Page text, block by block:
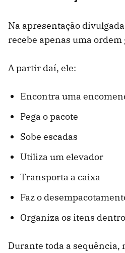
Na apresentação
recebe apenas uma ordem
A partir daí, ele:
Encontra uma
Pega o pacote
Sobe escadas
Utiliza um elevador
Transporta a caixa
Faz o
Organiza os itens
Durante toda a sequência,